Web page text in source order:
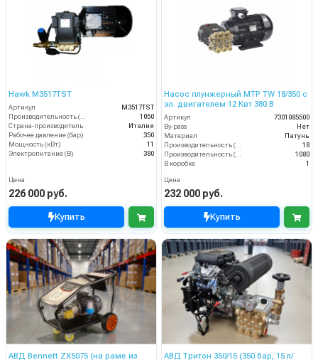
Hawk M3517TST
Артикул
M3517TST
Производительность (л/ч)
1050
Страна-производитель
Италия
Рабочее давление (бар)
350
Мощность (кВт)
11
Электропитание (В)
380
Цена
226 000 руб.
Купить
Насос плунжерный MTP TW 18/350 с
эл. двигателем 12 Квт 380 В
Артикул
7301085500
By-pass
Нет
Материал
Латунь
Производительность (л/мин)
18
Производительность (л/ч)
1080
В коробке
1
Цена
232 000 руб.
Купить
АВД Bennett ZX5075 (на раме из
АВД Тритон 350/15 (350 бар, 15 л/